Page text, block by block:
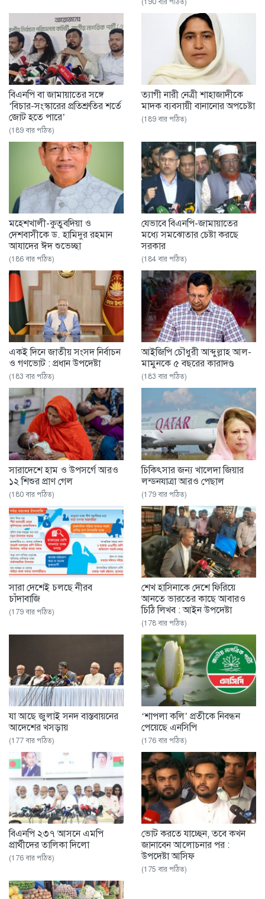
বিএনপি বা জামায়াতের সঙ্গে
‘বিচার-সংস্কারের প্রতিশ্রুতির শর্তে
জোট হতে পারে’
(189 বার পঠিত)
ত্যাগী নারী নেত্রী শাহাজাদীকে
মাদক ব্যবসায়ী বানানোর অপচেষ্টা
(189 বার পঠিত)
মহেশখালী-কুতুবদিয়া ও
দেশবাসীকে ড. হামিদুর রহমান
আযাদের ঈদ শুভেচ্ছা
(186 বার পঠিত)
যেভাবে বিএনপি-জামায়াতের
মধ্যে সমঝোতার চেষ্টা করছে
সরকার
(184 বার পঠিত)
একই দিনে জাতীয় সংসদ নির্বাচন
ও গণভোট : প্রধান উপদেষ্টা
(183 বার পঠিত)
আইজিপি চৌধুরী আব্দুল্লাহ আল-
মামুনকে ৫ বছরের কারাদণ্ড
(183 বার পঠিত)
সারাদেশে হাম ও উপসর্গে আরও
১২ শিশুর প্রাণ গেল
(180 বার পঠিত)
চিকিৎসার জন্য খালেদা জিয়ার
লন্ডনযাত্রা আরও পেছাল
(179 বার পঠিত)
সারা দেশেই চলছে নীরব
চাঁদাবাজি
(179 বার পঠিত)
শেখ হাসিনাকে দেশে ফিরিয়ে
আনতে ভারতের কাছে আবারও
চিঠি লিখব : আইন উপদেষ্টা
(178 বার পঠিত)
যা আছে জুলাই সনদ বাস্তবায়নের
আদেশের খসড়ায়
(177 বার পঠিত)
‘শাপলা কলি’ প্রতীকে নিবন্ধন
পেয়েছে এনসিপি ‌
(176 বার পঠিত)
বিএনপি ২৩৭ আসনে এমপি
প্রার্থীদের তালিকা দিলো
(176 বার পঠিত)
ভোট করতে যাচ্ছেন, তবে কখন
জানাবেন আলোচনার পর :
উপদেষ্টা আসিফ
(175 বার পঠিত)